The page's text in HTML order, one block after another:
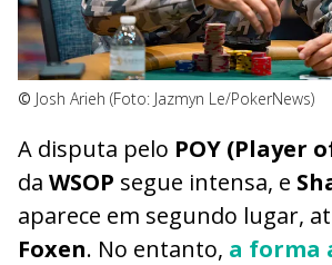
© Josh Arieh (Foto: Jazmyn Le/PokerNews)
A disputa pelo POY (Player
da WSOP segue intensa, e
aparece em segundo lugar,
Foxen. No entanto, a forma